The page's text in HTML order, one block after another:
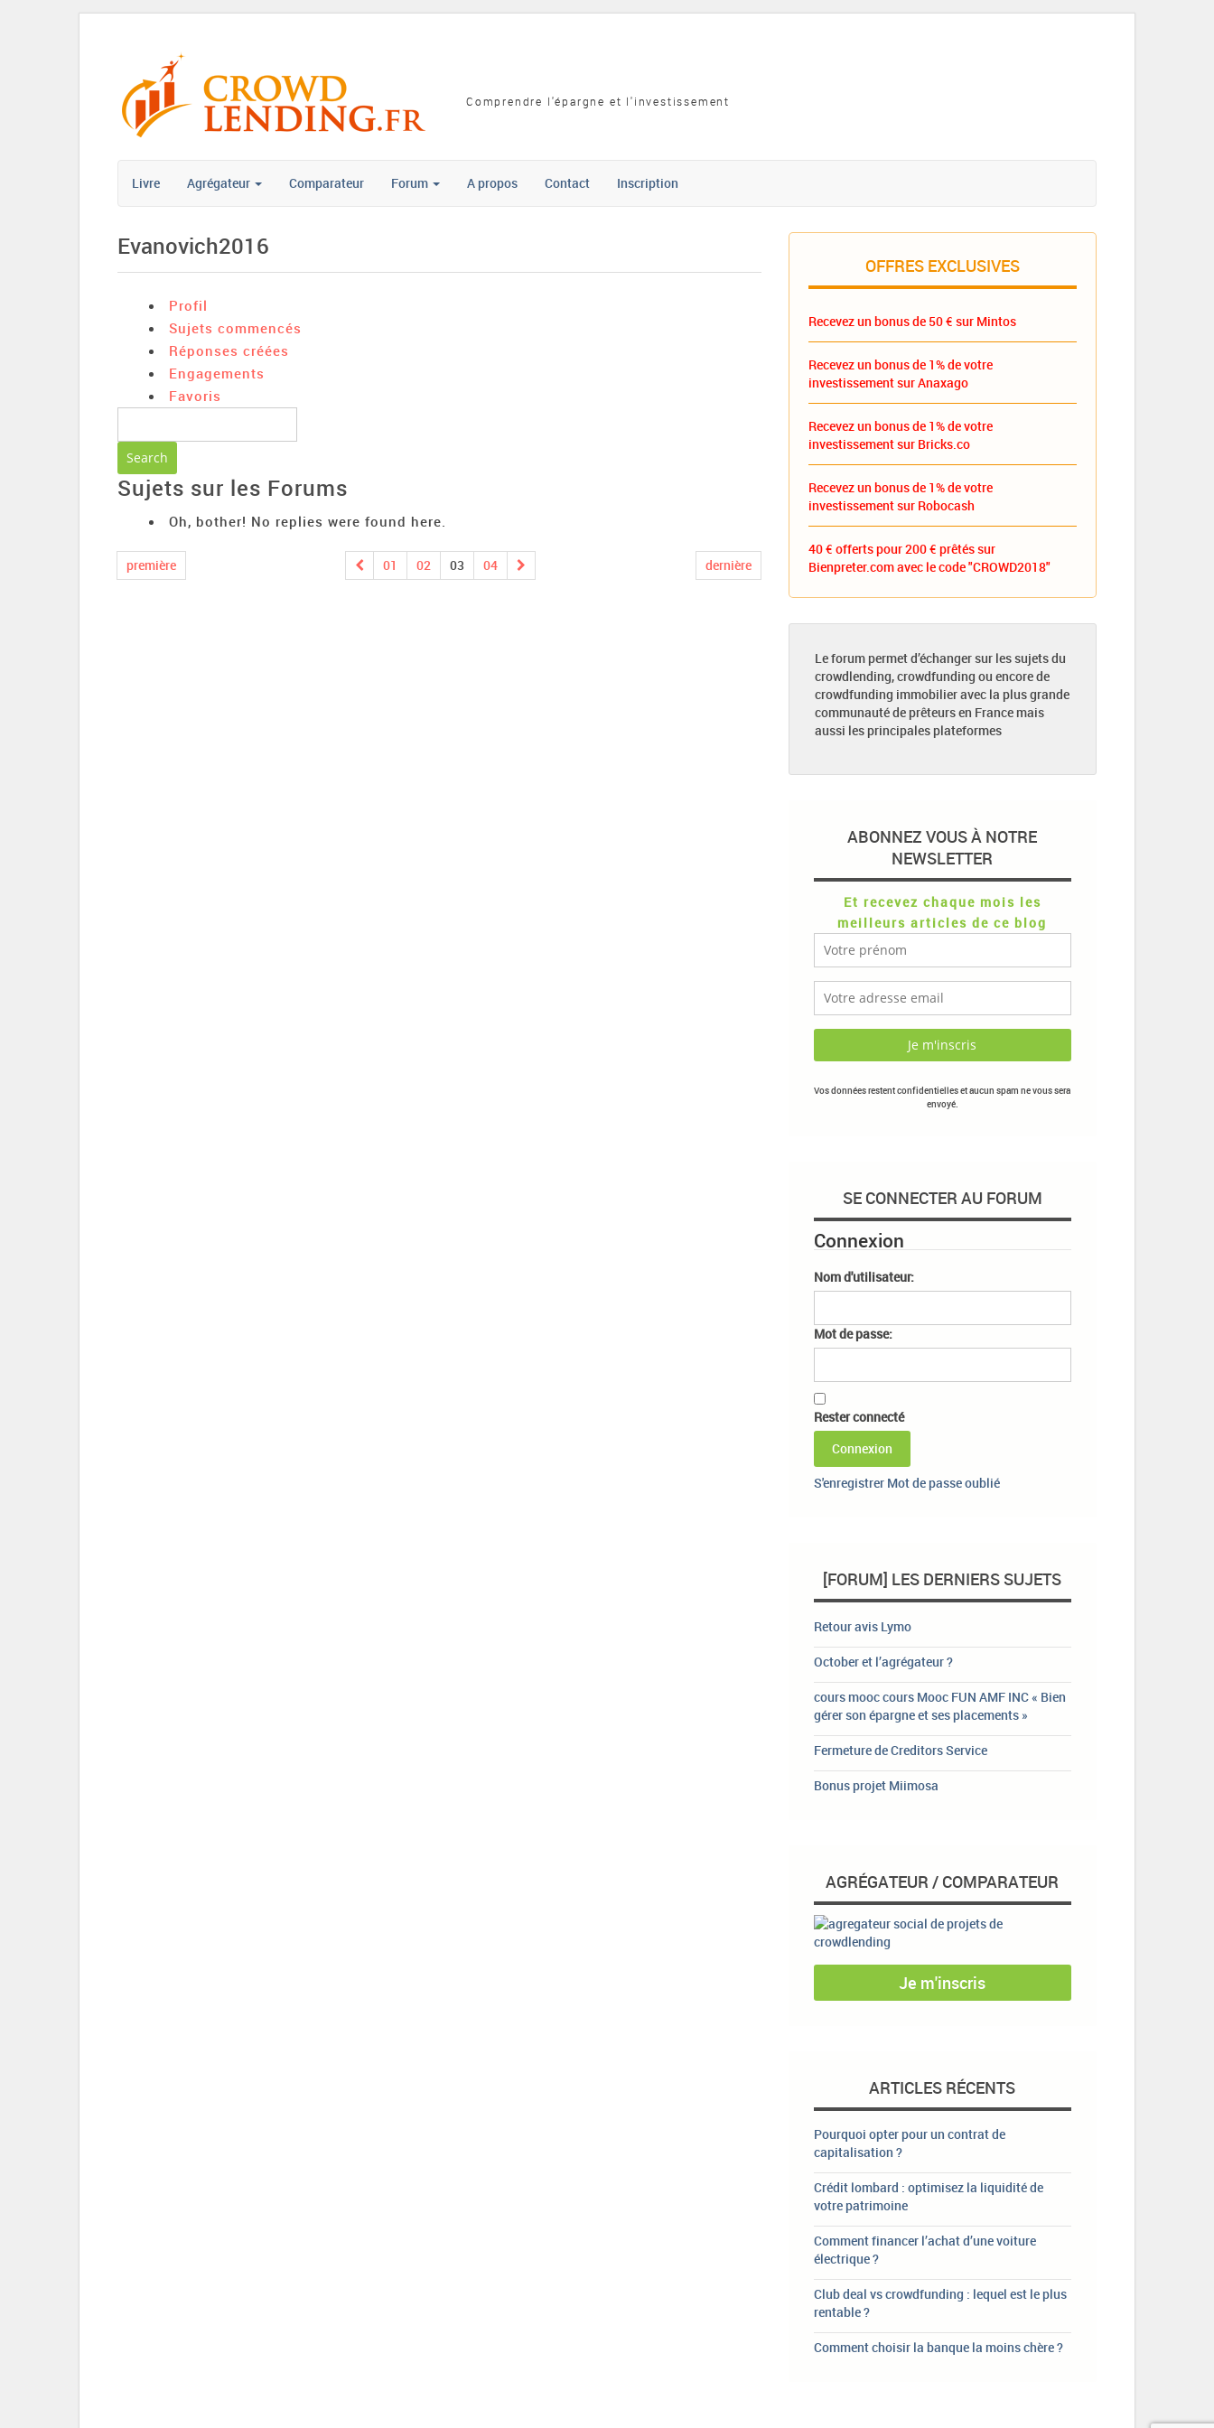
Comprendre l'épargne et l'investissement
Livre Agrégateur Comparateur Forum A propos Contact Inscription
Evanovich2016
Profil
Sujets commencés
Réponses créées
Engagements
Favoris
Sujets sur les Forums
Oh, bother! No replies were found here.
première 01 02 03 04 dernière
OFFRES EXCLUSIVES
Recevez un bonus de 50 € sur Mintos
Recevez un bonus de 1% de votre
investissement sur Anaxago
Recevez un bonus de 1% de votre
investissement sur Bricks.co
Recevez un bonus de 1% de votre
investissement sur Robocash
40 € offerts pour 200 € prêtés sur
Bienpreter.com avec le code "CROWD2018"
Le forum permet d’échanger sur les sujets du
crowdlending, crowdfunding ou encore de
crowdfunding immobilier avec la plus grande
communauté de prêteurs en France mais
aussi les principales plateformes
ABONNEZ VOUS À NOTRE
NEWSLETTER
Et recevez chaque mois les
meilleurs articles de ce blog
Vos données restent confidentielles et aucun spam ne vous sera
envoyé.
SE CONNECTER AU FORUM
Connexion
Nom d'utilisateur:
Mot de passe:
Rester connecté
Connexion
S'enregistrer Mot de passe oublié
[FORUM] LES DERNIERS SUJETS
Retour avis Lymo
October et l’agrégateur ?
cours mooc cours Mooc FUN AMF INC « Bien
gérer son épargne et ses placements »
Fermeture de Creditors Service
Bonus projet Miimosa
AGRÉGATEUR / COMPARATEUR
Je m'inscris
ARTICLES RÉCENTS
Pourquoi opter pour un contrat de
capitalisation ?
Crédit lombard : optimisez la liquidité de
votre patrimoine
Comment financer l’achat d’une voiture
électrique ?
Club deal vs crowdfunding : lequel est le plus
rentable ?
Comment choisir la banque la moins chère ?